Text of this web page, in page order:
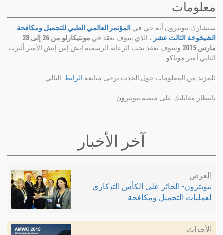
معلومات
ستشارك بيوبترون أيه جي في المؤتمر العالمي الطبي للتجميل ومكافحة
الشيخوخة الثالث عشر ، الذي سوف يعقد في
مونتيكارلو من 26 إلى 28
مارس 2015
وسوف يعقد تحت الرعاية الرسمية إتش إس إتش الأمير ألبرت
الثاني أمير موناكو.
للمزيد من المعلومات حول الحدث يرجى متابعة الرابط التالي..
بانتظار مقابلتك على منصة بيوبترون.
آخر الأخبار
العرض
بيوبترون- الحائز على الكأس التذكاري
لعمليات التجميل ومكافحة...
الأحداث